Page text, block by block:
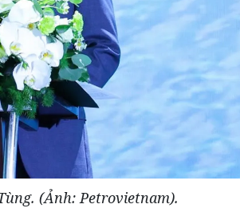
(Ảnh: Petrovietnam).